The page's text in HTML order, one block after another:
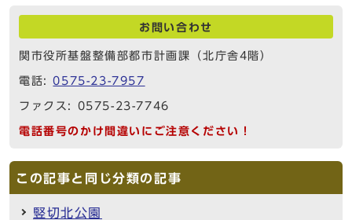
お問い合わせ
関市役所基盤整備部都市計画課（北庁舎4階）
電話:0575-23-7957
ファクス: 0575-23-7746
電話番号のかけ間違いにご注意ください！
この記事と同じ分類の記事
竪切北公園